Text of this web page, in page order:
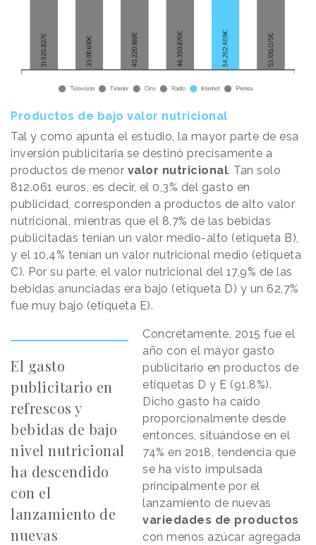
Productos de bajo valor nutricional
Tal y como apunta el estudio, la mayor parte de esa
inversión publicitaria se destinó precisamente a
productos de menor valor nutricional. Tan solo
812.061 euros, es decir, el 0,3% del gasto en
publicidad, corresponden a productos de alto valor
nutricional, mientras que el 8,7% de las bebidas
publicitadas tenían un valor medio-alto (etiqueta B),
y el 10,4% tenían un valor nutricional medio (etiqueta
C). Por su parte, el valor nutricional del 17,9% de las
bebidas anunciadas era bajo (etiqueta D) y un 62,7%
fue muy bajo (etiqueta E).
El gasto
publicitario en
refrescos y
bebidas de bajo
nivel nutricional
ha descendido
con el
lanzamiento de
nuevas
Concretamente, 2015 fue el
año con el mayor gasto
publicitario en productos de
etiquetas D y E (91.8%).
Dicho gasto ha caído
proporcionalmente desde
entonces, situándose en el
74% en 2018, tendencia que
se ha visto impulsada
principalmente por el
lanzamiento de nuevas
variedades de productos
con menos azúcar agregada